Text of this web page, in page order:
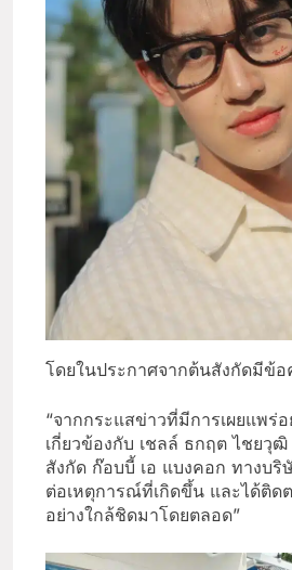
โดยในประกาศจากต้นสังกัดมีข้
“จากกระแสข่าวที่มีการเผยแพร่
เกี่ยวข้องกับ เชลล์ ธกฤต ไชยวุ
สังกัด ก๊อบบี้ เอ แบงคอก ทางบริ
ต่อเหตุการณ์ที่เกิดขึ้น และได้ติ
อย่างใกล้ชิดมาโดยตลอด”